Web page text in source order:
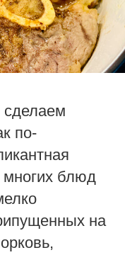
сделаем
по-
блюд
на